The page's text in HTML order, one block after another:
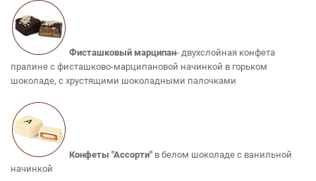
Фисташковый марципан- двухслойная конфета
пралине с фисташково-марципановой начинкой в горьком
шоколаде, с хрустящими шоколадными палочками
Конфеты "Ассорти" в белом шоколаде с ванильной
начинкой